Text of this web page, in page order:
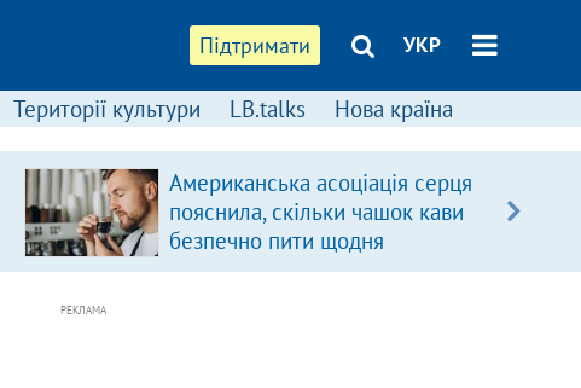
Підтримати УКР
Території культури LB.talks Нова країна
Американська асоціація серця
пояснила, скільки чашок кави
безпечно пити щодня
РЕКЛАМА